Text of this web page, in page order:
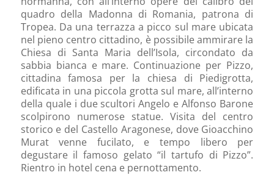
quadro della Madonna di Romania, patrona di
Tropea. Da una terrazza a picco sul mare ubicata
nel pieno centro cittadino, è possibile ammirare la
Chiesa di Santa Maria dell’Isola, circondato da
sabbia bianca e mare. Continuazione per Pizzo,
cittadina famosa per la chiesa di Piedigrotta,
edificata in una piccola grotta sul mare, all’interno
della quale i due scultori Angelo e Alfonso Barone
scolpirono numerose statue. Visita del centro
storico e del Castello Aragonese, dove Gioacchino
Murat venne fucilato, e tempo libero per
degustare il famoso gelato “il tartufo di Pizzo”.
Rientro in hotel cena e pernottamento.